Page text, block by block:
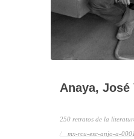
Anaya, José
250 retratos de la
mx-rcu-esc-anjo-a-